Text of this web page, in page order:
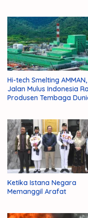
Hi-tech Smelting AMMAN,
Jalan Mulus Indonesia
Produsen Tembaga
Ketika Istana Negara
Memanggil Arafat